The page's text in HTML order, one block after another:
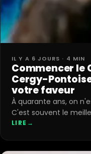
IL Y A 6 JOURS · 4 MIN
Commencer le
Cergy-
votre faveur
À quarante ans, on
C'est souvent le
LIRE →